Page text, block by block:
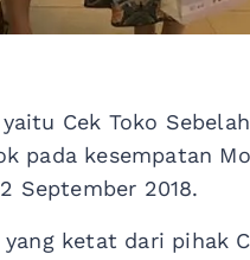
Cek Toko
pada kesempatan
September 2018.
ketat dari pihak